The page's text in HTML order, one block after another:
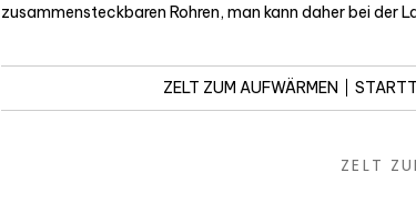
zusammensteckbaren Rohren, man kann daher bei der
ZELT ZUM AUFWÄRMEN
ZELT